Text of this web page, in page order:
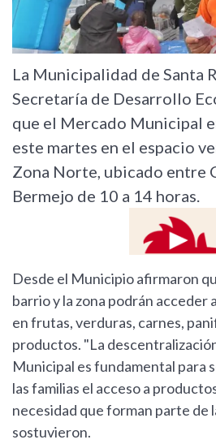
La Municipalidad de Santa
Secretaría de Desarrollo
que el Mercado Municipal
este martes en el espacio
Zona Norte, ubicado entre
Bermejo de 10 a 14 horas.
Desde el Municipio afirmaron
barrio y la zona podrán acceder
en frutas, verduras, carnes,
productos. "La
Municipal es fundamental para
las familias el acceso a
necesidad que forman parte de
sostuvieron.